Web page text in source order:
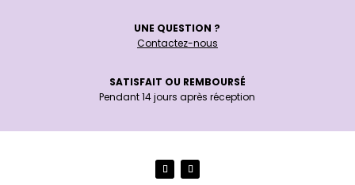
UNE QUESTION ?
Contactez-nous
SATISFAIT OU REMBOURSÉ
Pendant 14 jours après réception